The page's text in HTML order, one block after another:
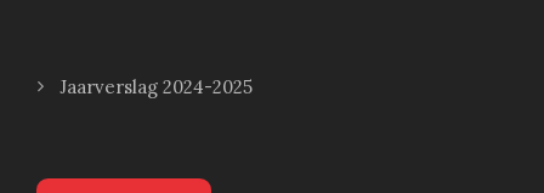
Jaarverslag 2024-2025